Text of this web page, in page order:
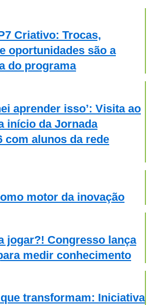
Criativo: Trocas,
oportunidades são a
do programa
aprender isso’: Visita ao
início da Jornada
com alunos da rede
motor da inovação
jogar?! Congresso lança
medir conhecimento
transformam: Iniciativa